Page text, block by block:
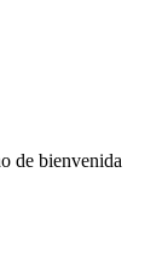
de bienvenida